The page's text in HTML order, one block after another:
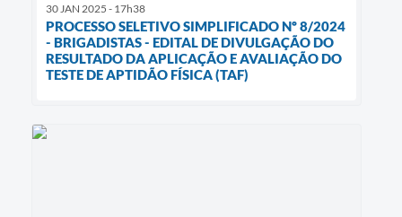
30 JAN 2025 - 17h38
PROCESSO SELETIVO SIMPLIFICADO Nº 8/2024
- BRIGADISTAS - EDITAL DE DIVULGAÇÃO DO
RESULTADO DA APLICAÇÃO E AVALIAÇÃO DO
TESTE DE APTIDÃO FÍSICA (TAF)